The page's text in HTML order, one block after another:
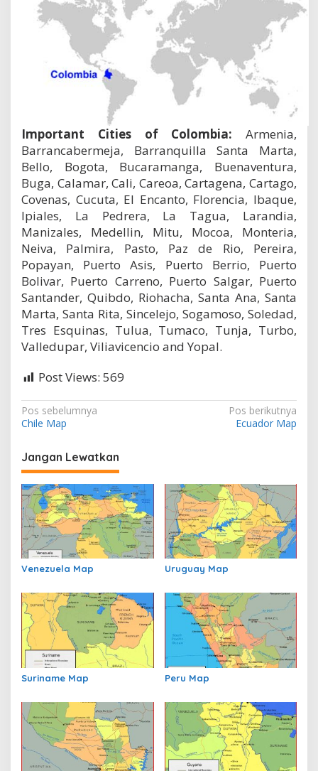
Important Cities of Colombia: Armenia,
Barrancabermeja, Barranquilla Santa Marta,
Bello, Bogota, Bucaramanga, Buenaventura,
Buga, Calamar, Cali, Careoa, Cartagena, Cartago,
Covenas, Cucuta, El Encanto, Florencia, Ibaque,
Ipiales, La Pedrera, La Tagua, Larandia,
Manizales, Medellin, Mitu, Mocoa, Monteria,
Neiva, Palmira, Pasto, Paz de Rio, Pereira,
Popayan, Puerto Asis, Puerto Berrio, Puerto
Bolivar, Puerto Carreno, Puerto Salgar, Puerto
Santander, Quibdo, Riohacha, Santa Ana, Santa
Marta, Santa Rita, Sincelejo, Sogamoso, Soledad,
Tres Esquinas, Tulua, Tumaco, Tunja, Turbo,
Valledupar, Viliavicencio and Yopal.
Post Views: 569
N
a
v
i
g
a
s
i
p
o
s
Pos sebelumnya
Chile Map
Pos berikutnya
Ecuador Map
Jangan Lewatkan
Venezuela Map Uruguay Map
Suriname Map Peru Map